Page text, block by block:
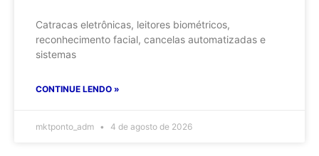
Catracas eletrônicas, leitores biométricos,
reconhecimento facial, cancelas automatizadas e
sistemas
CONTINUE LENDO »
mktponto_adm 4 de agosto de 2026